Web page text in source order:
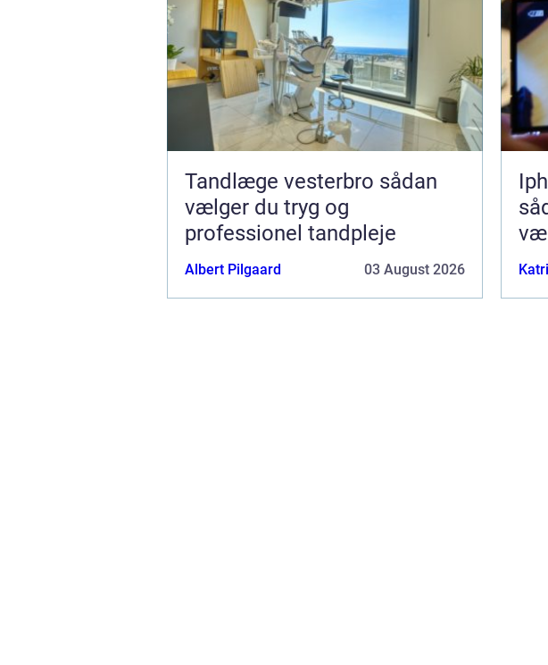
Tandlæge vesterbro sådan
vælger du tryg og
professionel tandpleje
Albert Pilgaard 03 August 2026